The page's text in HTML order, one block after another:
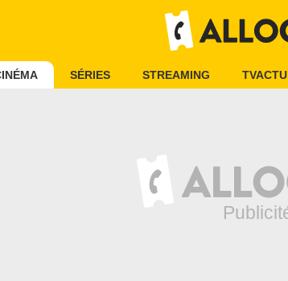
SÉRIES STREAMING TVACTU